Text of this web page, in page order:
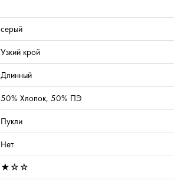
серый
Узкий крой
Длинный
50% Хлопок, 50% ПЭ
Пукли
Нет
★☆☆